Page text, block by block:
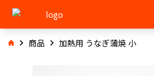
商品 加熱用 うなぎ蒲焼 小